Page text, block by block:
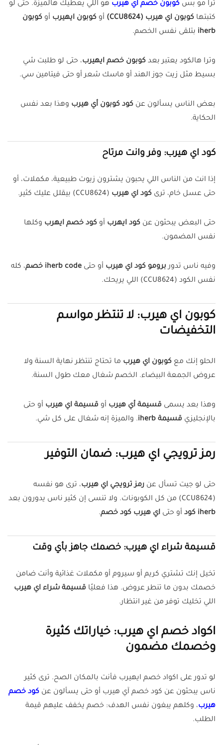
ترا مو بس كوبون خصم اي هيرب هو اللي يعطيك هالميزة. حتى لو
كتبتها كوبون اي هيرب (CCU8624) أو كوبون ايهيرب أو كوبون
iherb بتلقى نفس الخصم.
وترا هالكود يعتبر بعد كوبون خصم ايهيرب، حتى لو طلبت شي
بسيط مثل زيت جوز الهند أو ماسك شعر أو حتى فيتامين سي.
بعض الناس يسألون عن كود كوبون أي هيرب وهذا بعد نفس
الحكاية.
كود اي هيرب: وفر وانت مرتاح
إذا انت من الناس اللي يحبون يشترون زيوت طبيعية، مكملات، أو
حتى عسل خام، ترى كود اي هيرب (CCU8624) بيقلل عليك كثير.
حتى البعض يبحثون عن كود ايهرب أو كود خصم ايهرب وكلها
نفس المضمون.
وفيه ناس تدوربرومو كود اي هيرب أو حتى iherb code خصم
، كله
نفس الكود (CCU8624) اللي يريحك.
كوبون اي هيرب: لا تنتظر مواسم
التخفيضات
الحلو إنك مع كوبون اي هيرب ما تحتاج تنتظر نهاية السنة ولا
عروض الجمعة البيضاء. الخصم شغال معك طول السنة.
وهذا بعد يسمى قسيمة أي هيرب أو قسيمة اي هيرب أو حتى
بالإنجليزي قسيمة iherb . والميزة إنه شغال على كل شي.
رمز ترويجي اي هيرب: ضمان التوفير
حتى لو جيت تسأل عن رمز ترويجي اي هيرب، ترى هو نفسه
(CCU8624) من كل الكوبونات. ولا تنسى إن كثير ناس يدورون بعد
iherb كود
أو حتى اي هيرب كود خصم.
قسيمة شراء اي هيرب: خصمك جاهز بأي وقت
تخيل إنك تشتري كريم أو سيروم أو مكملات غذائية وأنت ضامن
خصمك بدون ما تنطر عروض. هذا فعليًا قسيمة شراء اي هيرب
اللي تخليك توفر من غير انتظار.
اكواد خصم اي هيرب: خياراتك كثيرة
وخصمك مضمون
لو تدور على اكواد خصم ايهيرب فأنت بالمكان الصح. ترى كثير
ناس يبحثون عن كود خصم آي هيرب أو حتى يسألون عن كود خصم
هيرب، وكلهم يبغون نفس الهدف: خصم يخفف عليهم قيمة
الطلب.